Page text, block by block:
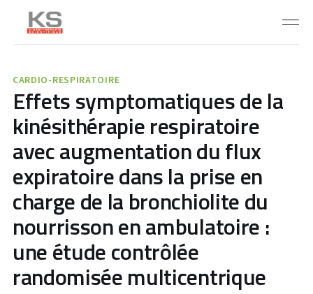
CARDIO-RESPIRATOIRE
Effets symptomatiques de la
kinésithérapie respiratoire
avec augmentation du flux
expiratoire dans la prise en
charge de la bronchiolite du
nourrisson en ambulatoire :
une étude contrôlée
randomisée multicentrique